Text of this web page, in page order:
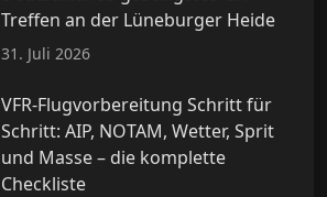
Treffen an der Lüneburger Heide
31. Juli 2026
VFR-Flugvorbereitung Schritt für
Schritt: AIP, NOTAM, Wetter, Sprit
und Masse – die komplette
Checkliste